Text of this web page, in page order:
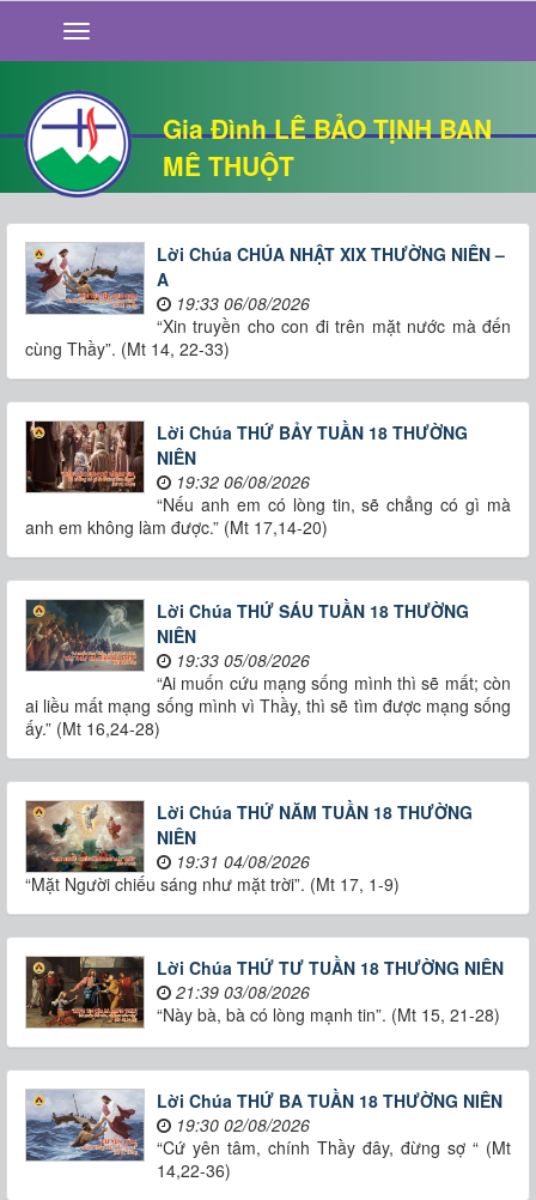
Gia Đình LÊ BẢO TỊNH BAN
MÊ THUỘT
GIỚI THIỆU
TIN TỨC
SỐNG ĐẠO
CHUYỆN NHÀ
QUÁN VĂN
THƯ GIÃNLời Chúa CHÚA NHẬT XIX THƯỜNG NIÊN –
A
19:33 06/08/2026
“Xin truyền cho con đi trên mặt nước mà đến
cùng Thầy”. (Mt 14, 22-33)
Lời Chúa THỨ BẢY TUẦN 18 THƯỜNG
NIÊN
19:32 06/08/2026
“Nếu anh em có lòng tin, sẽ chẳng có gì mà
anh em không làm được.” (Mt 17,14-20)
Lời Chúa THỨ SÁU TUẦN 18 THƯỜNG
NIÊN
19:33 05/08/2026
“Ai muốn cứu mạng sống mình thì sẽ mất; còn
ai liều mất mạng sống mình vì Thầy, thì sẽ tìm được mạng sống
ấy.” (Mt 16,24-28)
Lời Chúa THỨ NĂM TUẦN 18 THƯỜNG
NIÊN
19:31 04/08/2026
“Mặt Người chiếu sáng như mặt trời”. (Mt 17, 1-9)
Lời Chúa THỨ TƯ TUẦN 18 THƯỜNG NIÊN
21:39 03/08/2026
“Này bà, bà có lòng mạnh tin”. (Mt 15, 21-28)
Lời Chúa THỨ BA TUẦN 18 THƯỜNG NIÊN
19:30 02/08/2026
“Cứ yên tâm, chính Thầy đây, đừng sợ “ (Mt
14,22-36)